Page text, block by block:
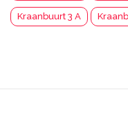
Kraanbuurt 3 A